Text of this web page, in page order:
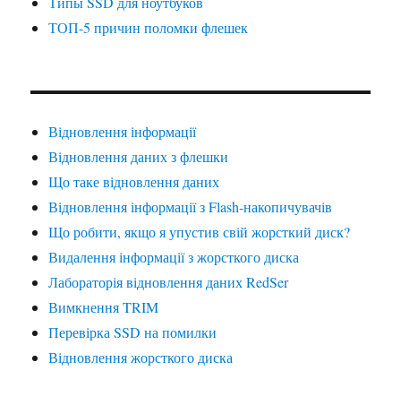
ТОП-5 причин поломки флешек
Відновлення інформації
Відновлення даних з флешки
Що таке відновлення даних
Відновлення інформації з Flash-накопичувачів
Що робити, якщо я упустив свій жорсткий диск?
Видалення інформації з жорсткого диска
Лабораторія відновлення даних RedSer
Вимкнення TRIM
Перевірка SSD на помилки
Відновлення жорсткого диска